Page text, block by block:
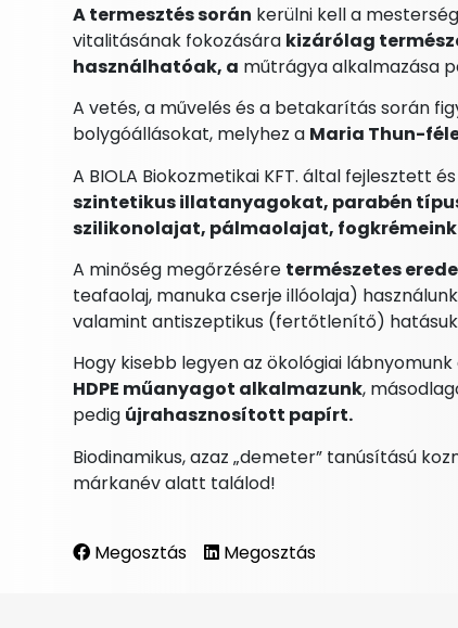
A termesztés során kerülni kell a
vitalitásának fokozására kizárólag
használhatóak, a műtrágya alkalmazása
A vetés, a művelés és a betakarítás során
bolygóállásokat, melyhez a Maria Thun-
A BIOLA Biokozmetikai KFT. által fejlesztett
szintetikus illatanyagokat, parabén
szilikonolajat, pálmaolajat,
A minőség megőrzésére természetes
teafaolaj, manuka cserje illóolaja)
valamint antiszeptikus (fertőtlenítő)
Hogy kisebb legyen az ökológiai
HDPE műanyagot alkalmazunk,
pedig újrahasznosított papírt.
Biodinamikus, azaz „demeter” tanúsítású
márkanév alatt találod!
Megosztás Megosztás